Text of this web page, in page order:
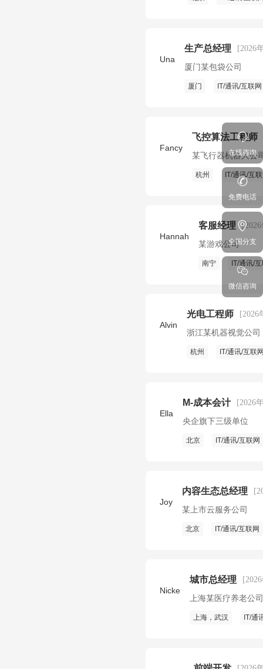
Una
生产总经理 [2026
厦门某包袋公司
厦门 IT/通讯/互联网
Fancy
飞控算法工程师
某飞行器机器人公
杭州 IT/通讯/互
Hannah
客服经理
某游戏公司
南宁 IT/通讯/
Alvin
光电工程师 [2026
浙江某机器视觉公司
杭州 IT/通讯/互联
Ella
M-成本会计 [2026
央企旗下三级单位
北京 IT/通讯/互联网
Joy
内容生态总经理
某上市云服务公司
北京 IT/通讯/互联网
Nicke
城市总经理
上海某医疗养老公司
上海，武汉 IT/通
在线咨询
免费电话
全国分支
微信咨询